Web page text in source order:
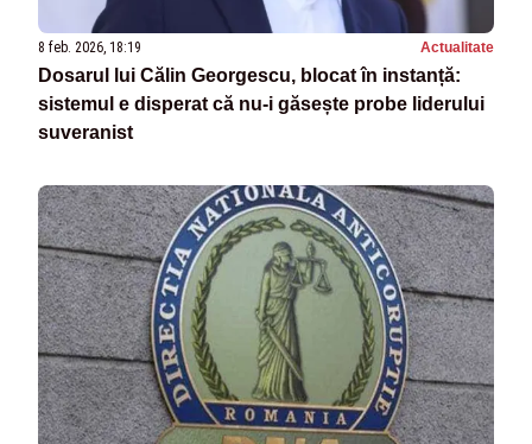
8 feb. 2026, 18:19 Actualitate
Dosarul lui Călin Georgescu, blocat în instanță:
sistemul e disperat că nu-i găsește probe liderului
suveranist